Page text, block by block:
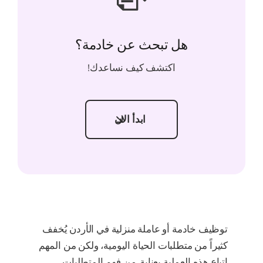
هل تبحث عن خادمة؟
اكتشف كيف نساعدك!
ابدأ الان
توظيف خادمة أو عاملة منزلية في الأردن يُخفف
كثيراً من متطلبات الحياة اليومية، ولكن من المهم